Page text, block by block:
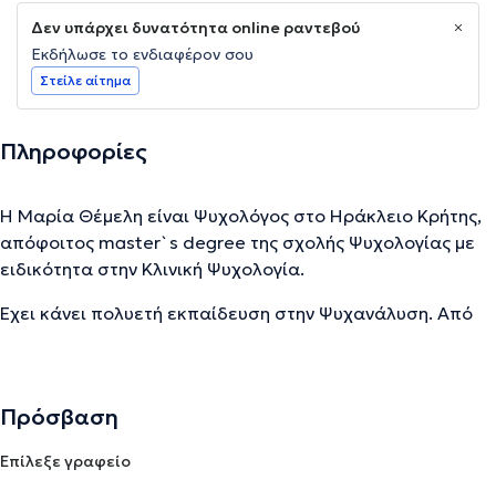
Δεν υπάρχει δυνατότητα online ραντεβού
Εκδήλωσε το ενδιαφέρον σου
Στείλε αίτημα
Πληροφορίες
Η Μαρία Θέμελη είναι Ψυχολόγος στο Ηράκλειο Κρήτης,
απόφοιτος master`s degree της σχολής Ψυχολογίας με
ειδικότητα στην Κλινική Ψυχολογία.
Έχει κάνει πολυετή εκπαίδευση στην Ψυχανάλυση. Από
Είναι τακτικό μέλος του Συλλόγου Ελλήνων Ψυχολόγων,
for Psychoanalysis and Psychoanalytic Psychology,
Πρόσβαση
Επίλεξε γραφείο